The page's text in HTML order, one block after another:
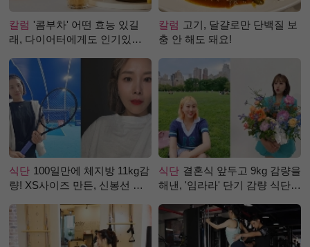
칼럼 '콤부차' 어떤 효능 있길
래, 다이어터에게도 인기있는
칼럼 고기, 달걀로만 단백질 보
충 안 해도 돼요!
식단 100일만에 체지방 11kg감
량! XS사이즈 만든, 신봉선 식
식단 결혼식 앞두고 9kg 감량을
해낸, '임라라' 단기 감량 식단